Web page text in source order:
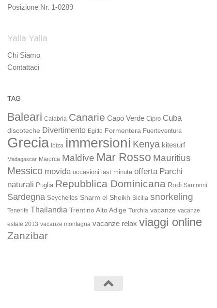
Posizione Nr. 1-0289
Yalla Yalla
Chi Siamo
Contattaci
TAG
Baleari Calabria Canarie Capo Verde Cipro Cuba
discoteche Divertimento Egitto Formentera Fuerteventura
Grecia Ibiza immersioni Kenya kitesurf
Madagascar Maiorca Maldive Mar Rosso Mauritius
Messico movida occasioni last minute offerta Parchi
naturali Puglia Repubblica Dominicana Rodi Santorini
Sardegna Seychelles Sharm el Sheikh Sicilia snorkeling
Tenerife Thailandia Trentino Alto Adige Turchia vacanze vacanze
estate 2013 vacanze montagna vacanze relax viaggi online
Zanzibar